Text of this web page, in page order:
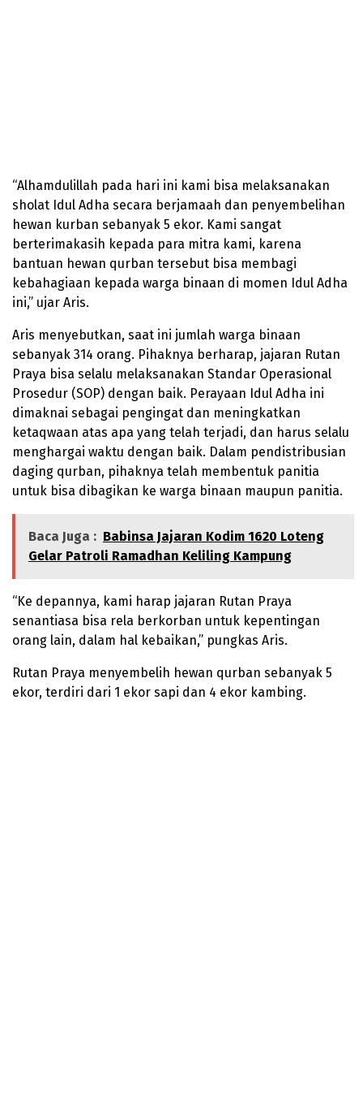
“Alhamdulillah pada hari ini kami bisa melaksanakan
sholat Idul Adha secara berjamaah dan penyembelihan
hewan kurban sebanyak 5 ekor. Kami sangat
berterimakasih kepada para mitra kami, karena
bantuan hewan qurban tersebut bisa membagi
kebahagiaan kepada warga binaan di momen Idul Adha
ini,” ujar Aris.
Aris menyebutkan, saat ini jumlah warga binaan
sebanyak 314 orang. Pihaknya berharap, jajaran Rutan
Praya bisa selalu melaksanakan Standar Operasional
Prosedur (SOP) dengan baik. Perayaan Idul Adha ini
dimaknai sebagai pengingat dan meningkatkan
ketaqwaan atas apa yang telah terjadi, dan harus selalu
menghargai waktu dengan baik. Dalam pendistribusian
daging qurban, pihaknya telah membentuk panitia
untuk bisa dibagikan ke warga binaan maupun panitia.
Baca Juga : Babinsa Jajaran Kodim 1620 Loteng
Gelar Patroli Ramadhan Keliling Kampung
“Ke depannya, kami harap jajaran Rutan Praya
senantiasa bisa rela berkorban untuk kepentingan
orang lain, dalam hal kebaikan,” pungkas Aris.
Rutan Praya menyembelih hewan qurban sebanyak 5
ekor, terdiri dari 1 ekor sapi dan 4 ekor kambing.